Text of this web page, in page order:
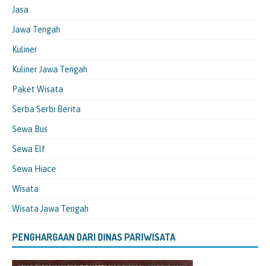
Jasa
Jawa Tengah
Kuliner
Kuliner Jawa Tengah
Paket Wisata
Serba Serbi Berita
Sewa Bus
Sewa Elf
Sewa Hiace
Wisata
Wisata Jawa Tengah
PENGHARGAAN DARI DINAS PARIWISATA